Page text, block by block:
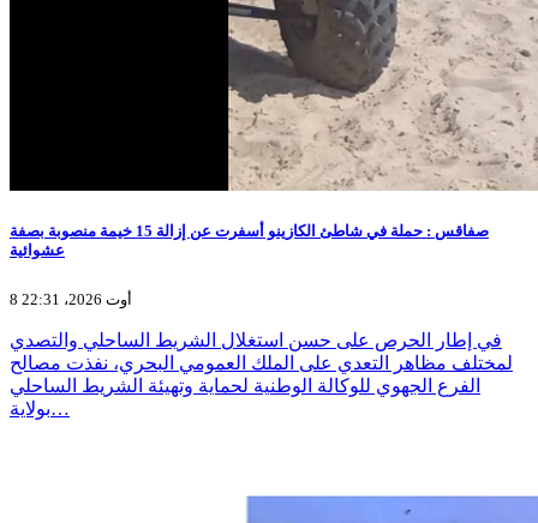
صفاقس : حملة في شاطئ الكازينو أسفرت عن إزالة 15 خيمة منصوبة بصفة
عشوائية
8 أوت 2026، 22:31
في إطار الحرص على حسن استغلال الشريط الساحلي والتصدي
لمختلف مظاهر التعدي على الملك العمومي البحري، نفذت مصالح
الفرع الجهوي للوكالة الوطنية لحماية وتهيئة الشريط الساحلي
بولاية…